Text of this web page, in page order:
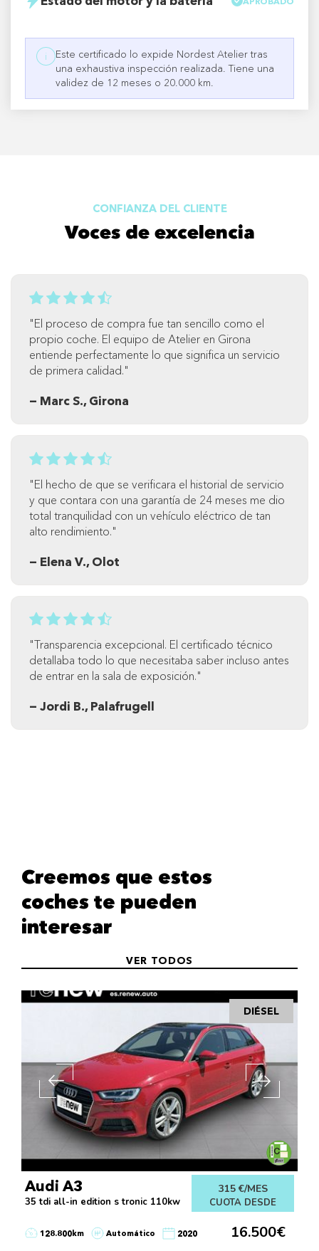
i
Este certificado lo expide Nordest Atelier tras
una exhaustiva inspección realizada. Tiene una
validez de 12 meses o 20.000 km.
CONFIANZA DEL CLIENTE
Voces de excelencia
"El proceso de compra fue tan sencillo como el
propio coche. El equipo de Atelier en Girona
entiende perfectamente lo que significa un servicio
de primera calidad."
— Marc S., Girona
"El hecho de que se verificara el historial de servicio
y que contara con una garantía de 24 meses me dio
total tranquilidad con un vehículo eléctrico de tan
alto rendimiento."
— Elena V., Olot
"Transparencia excepcional. El certificado técnico
detallaba todo lo que necesitaba saber incluso antes
de entrar en la sala de exposición."
— Jordi B., Palafrugell
Creemos que estos
coches te pueden
interesar
VER TODOS
DIÉSEL
Audi A3
35 tdi all-in edition s tronic 110kw
315 €/MES
CUOTA DESDE
128.800km Automático 2020 16.500€